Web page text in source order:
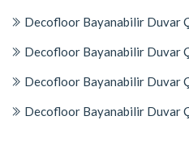
Decofloor Bayanabilir Duvar
Decofloor Bayanabilir Duvar
Decofloor Bayanabilir Duvar
Decofloor Bayanabilir Duvar